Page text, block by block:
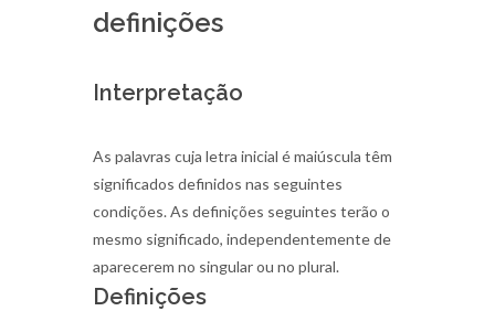
definições
Interpretação
As palavras cuja letra inicial é maiúscula têm
significados definidos nas seguintes
condições. As definições seguintes terão o
mesmo significado, independentemente de
aparecerem no singular ou no plural.
Definições